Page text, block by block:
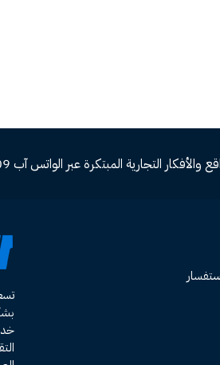
المبتكرة عبر الواتس آب 00966582577809